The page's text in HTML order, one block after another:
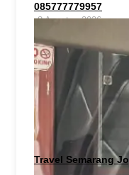
085777779957
8 Agustus 2026
Travel Semarang